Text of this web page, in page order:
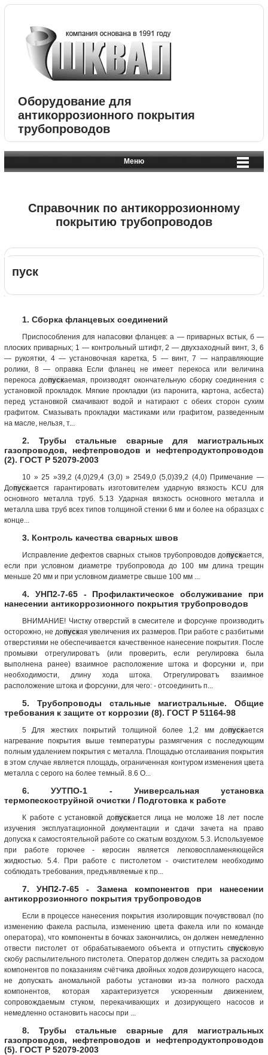
Оборудование для
антикоррозионного покрытия
трубопроводов
Меню
Справочник по антикоррозионному
покрытию трубопроводов
пуск
1. Сборка фланцевых соединений
Приспособления для напасовки фланцев: а — приварных встык, б —
плоских приварных; 1 — контрольный штифт, 2 — двухзаходный винт, 3, 6
— рукоятки, 4 — установочная каретка, 5 — винт, 7 — направляющие
ролики, 8 — оправка Если фланец не имеет перекоса или величина
перекоса допускаемая, производят окончательную сборку соединения с
установкой прокладок. Мягкие прокладки (из паронита, картона, асбеста)
перед установкой смачивают водой и натирают с обеих сторон сухим
графитом. Смазывать прокладки мастиками или графитом, разведенным
на масле, нельзя, т...
2. Трубы стальные сварные для магистральных
газопроводов, нефтепроводов и нефтепродуктопроводов
(2). ГОСТ Р 52079-2003
10 » 25 »39,2 (4,0)29,4 (3,0) » 2549,0 (5,0)39,2 (4,0) Примечание —
Допускается гарантировать изготовителем ударную вязкость KCU для
основного металла труб. 5.13 Ударная вязкость основного металла и
металла шва труб всех типов толщиной стенки 6 мм и более на образцах с
конце...
3. Контроль качества сварных швов
Исправление дефектов сварных стыков трубопроводов допускается,
если при условном диаметре трубопровода до 100 мм длина трещин
меньше 20 мм и при условном диаметре свыше 100 мм ...
4. УНП2-7-65 - Профилактическое обслуживание при
нанесении антикоррозионного покрытия трубопроводов
ВНИМАНИЕ! Чистку отверстий в смесителе и форсунке производить
осторожно, не допуская увеличения их размеров. При работе с разбитыми
отверстиями не обеспечивается качественное нанесение покрытия. После
промывки отрегулироватъ (или проверить, если регулировка была
выполнена ранее) взаимное расположение штока и форсунки и, при
необходимости, длину хода штока. Отрегулироватъ взаимное
расположение штока и форсунки, для чего: - отсоединить п...
5. Трубопроводы стальные магистральные. Общие
требования к защите от коррозии (8). ГОСТ Р 51164-98
5 Для жестких покрытий толщиной более 1,2 мм допускается
нагревание покрытия выше температуры размягчения с последующим
полным удалением покрытия с металла. Площадью отслаивания покрытия
в этом случае является площадь, ограниченная контуром изменения цвета
металла с серого на более темный. 8.6 О...
6. УУТПО-1 - Универсальная установка
термопескоструйной очистки / Подготовка к работе
К работе с установкой допускается лица не моложе 18 лет после
изучения эксплуатационной документации и сдачи зачета на право
допуска к самостоятельной работе со сжатым воздухом. 5.3. Используемое
при работе горючее - керосин является легковоспламеняющейся
жидкостью. 5.4. При работе с пистолетом - очистителем необходимо
соблюдать требования, предъявляемые к пр...
7. УНП2-7-65 - Замена компонентов при нанесении
антикоррозионного покрытия трубопроводов
Если в процессе нанесения покрытия изолировщик почувствовал (по
изменению факела распыла, изменению цвета факела или по команде
оператора), что компоненты в бочках закончились, он должен немедленно
отвести пистолет от обрабатываемого объекта и отпустить спусковую
скобу распылительного пистолета. Оператор должен следить за расходом
компонентов по показаниям счётчика двойных ходов дозирующего насоса,
не допускать аномальной работы установки из-за полного расхода
компонентов, которая характеризуется ускоренным движением,
сопровождаемым стуком, перекачивающих и дозирующего насосов и
немедленно остановить насосы при ...
8. Трубы стальные сварные для магистральных
газопроводов, нефтепроводов и нефтепродуктопроводов
(5). ГОСТ Р 52079-2003